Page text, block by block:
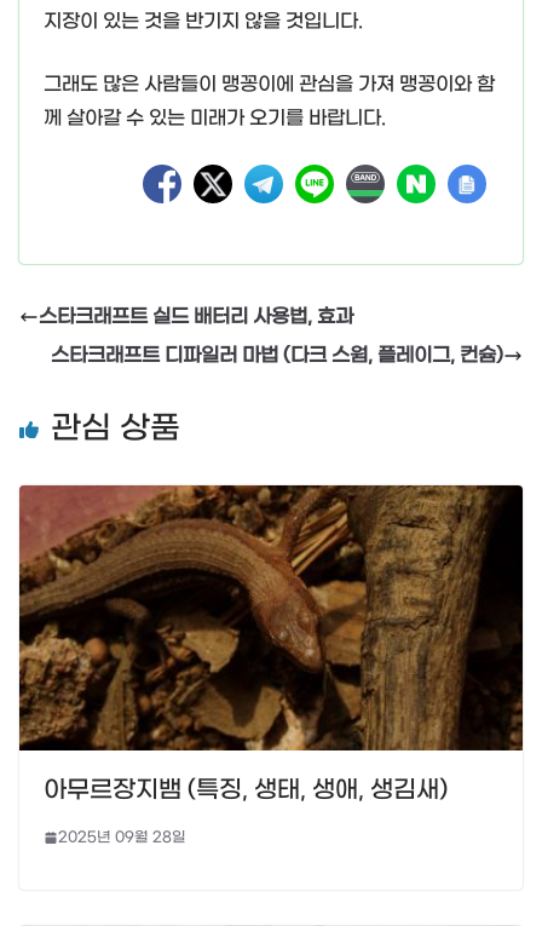
지장이 있는 것을 반기지 않을 것입니다.
그래도 많은 사람들이 맹꽁이에 관심을 가져 맹꽁이와 함
께 살아갈 수 있는 미래가 오기를 바랍니다.
스타크래프트 실드 배터리 사용법, 효과
스타크래프트 디파일러 마법 (다크 스웜, 플레이그, 컨슘)
관심 상품
아무르장지뱀 (특징, 생태, 생애, 생김새)
2025년 09월 28일